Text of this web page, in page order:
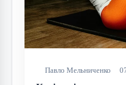
Павло Мельниченко